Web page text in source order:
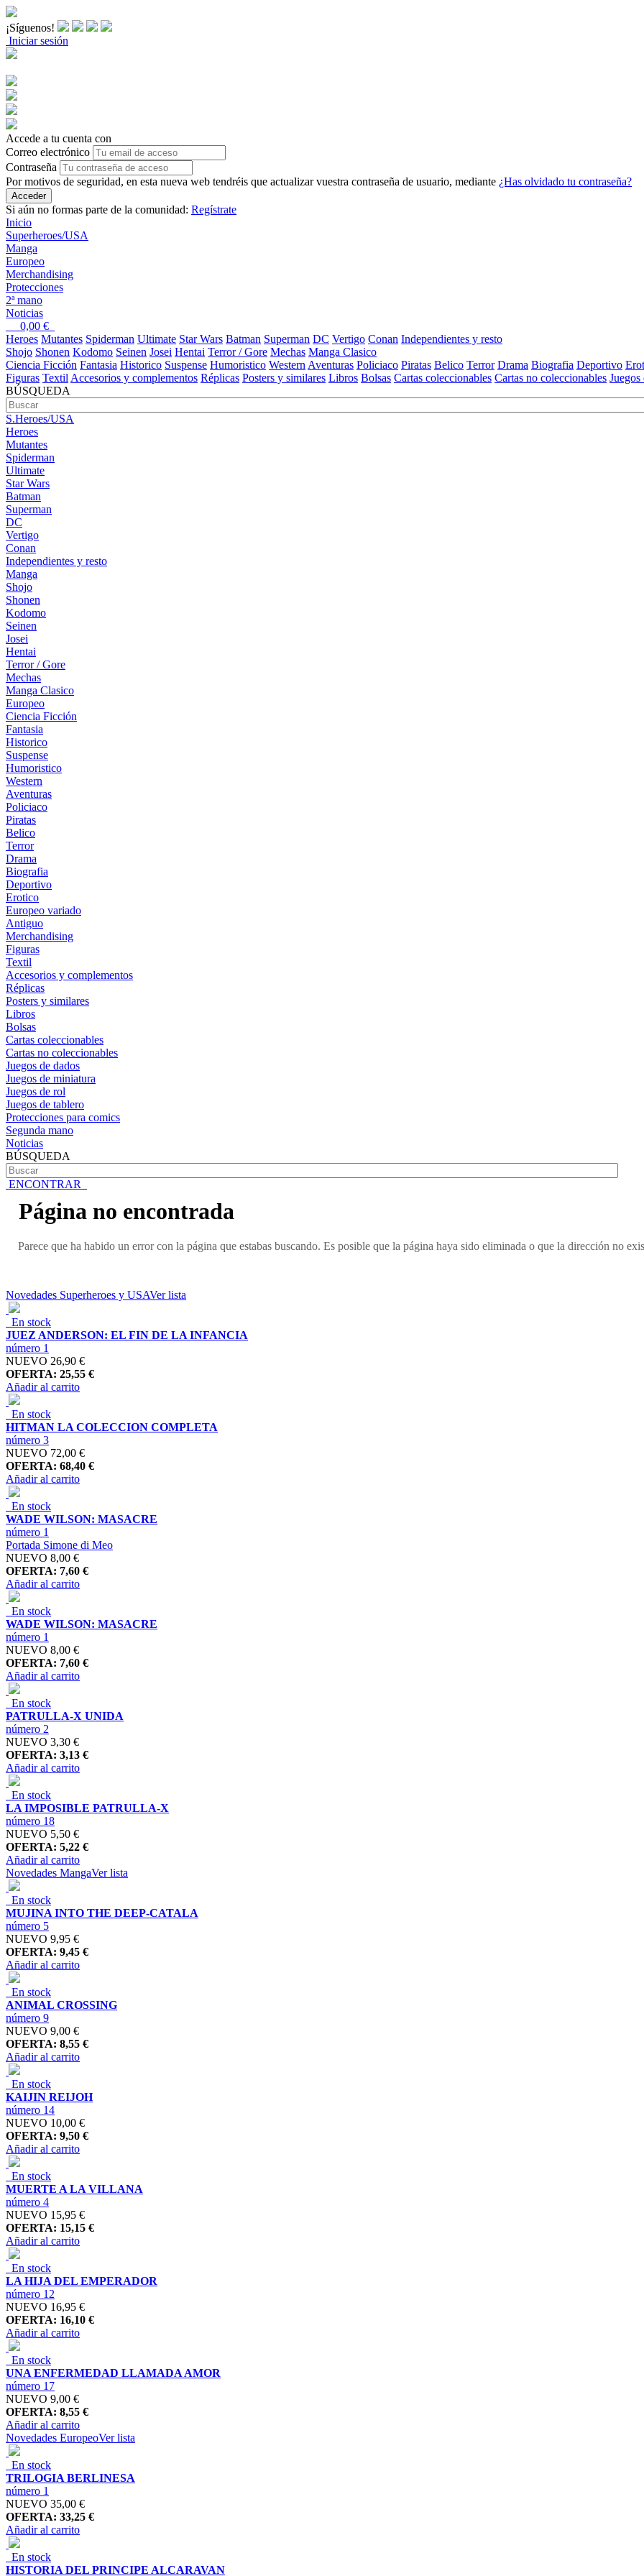
¡Síguenos!
Iniciar sesión
Accede a tu cuenta con
Correo electrónico
Contraseña
Por motivos de seguridad, en esta nueva web tendréis que actualizar vuestra contraseña de usuario, mediante ¿Has olvidado tu contraseña?
Acceder
Si aún no formas parte de la comunidad: Regístrate
Inicio
Superheroes/USA
Manga
Europeo
Merchandising
Protecciones
2ª mano
Noticias
0,00 €
Heroes Mutantes Spiderman Ultimate Star Wars Batman Superman DC Vertigo Conan Independientes y resto
Shojo Shonen Kodomo Seinen Josei Hentai Terror / Gore Mechas Manga Clasico
Ciencia Ficción Fantasia Historico Suspense Humoristico Western Aventuras Policiaco Piratas Belico Terror Drama Biografia Deportivo
Figuras Textil Accesorios y complementos Réplicas Posters y similares Libros Bolsas Cartas coleccionables Cartas no coleccionables Juegos
BÚSQUEDA
S.Heroes/USA
Heroes
Mutantes
Spiderman
Ultimate
Star Wars
Batman
Superman
DC
Vertigo
Conan
Independientes y resto
Manga
Shojo
Shonen
Kodomo
Seinen
Josei
Hentai
Terror / Gore
Mechas
Manga Clasico
Europeo
Ciencia Ficción
Fantasia
Historico
Suspense
Humoristico
Western
Aventuras
Policiaco
Piratas
Belico
Terror
Drama
Biografia
Deportivo
Erotico
Europeo variado
Antiguo
Merchandising
Figuras
Textil
Accesorios y complementos
Réplicas
Posters y similares
Libros
Bolsas
Cartas coleccionables
Cartas no coleccionables
Juegos de dados
Juegos de miniatura
Juegos de rol
Juegos de tablero
Protecciones para comics
Segunda mano
Noticias
BÚSQUEDA
ENCONTRAR
Página no encontrada
Parece que ha habido un error con la página que estabas buscando. Es posible que la página haya sido eliminada o que la dirección no
Novedades Superheroes y USAVer lista
En stock
JUEZ ANDERSON: EL FIN DE LA INFANCIA
número 1
NUEVO 26,90 €
OFERTA: 25,55 €
Añadir al carrito
En stock
HITMAN LA COLECCION COMPLETA
número 3
NUEVO 72,00 €
OFERTA: 68,40 €
Añadir al carrito
En stock
WADE WILSON: MASACRE
número 1
Portada Simone di Meo
NUEVO 8,00 €
OFERTA: 7,60 €
Añadir al carrito
En stock
WADE WILSON: MASACRE
número 1
NUEVO 8,00 €
OFERTA: 7,60 €
Añadir al carrito
En stock
PATRULLA-X UNIDA
número 2
NUEVO 3,30 €
OFERTA: 3,13 €
Añadir al carrito
En stock
LA IMPOSIBLE PATRULLA-X
número 18
NUEVO 5,50 €
OFERTA: 5,22 €
Añadir al carrito
Novedades MangaVer lista
En stock
MUJINA INTO THE DEEP-CATALA
número 5
NUEVO 9,95 €
OFERTA: 9,45 €
Añadir al carrito
En stock
ANIMAL CROSSING
número 9
NUEVO 9,00 €
OFERTA: 8,55 €
Añadir al carrito
En stock
KAIJIN REIJOH
número 14
NUEVO 10,00 €
OFERTA: 9,50 €
Añadir al carrito
En stock
MUERTE A LA VILLANA
número 4
NUEVO 15,95 €
OFERTA: 15,15 €
Añadir al carrito
En stock
LA HIJA DEL EMPERADOR
número 12
NUEVO 16,95 €
OFERTA: 16,10 €
Añadir al carrito
En stock
UNA ENFERMEDAD LLAMADA AMOR
número 17
NUEVO 9,00 €
OFERTA: 8,55 €
Añadir al carrito
Novedades EuropeoVer lista
En stock
TRILOGIA BERLINESA
número 1
NUEVO 35,00 €
OFERTA: 33,25 €
Añadir al carrito
En stock
HISTORIA DEL PRINCIPE ALCARAVAN